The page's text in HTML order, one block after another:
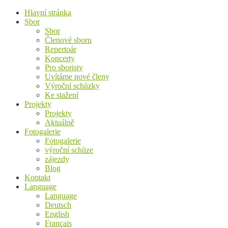
Hlavní stránka
Sbor
Sbor
Členové sboru
Repertoár
Koncerty
Pro sboristy
Uvítáme nové členy
Výroční schůzky
Ke stažení
Projekty
Projekty
Aktuálně
Fotogalerie
Fotogalerie
výroční schůze
zájezdy
Blog
Kontakt
Language
Language
Deutsch
English
Français